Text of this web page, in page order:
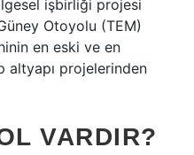
işbirliği projesi
Otoyolu (TEM)
en eski ve en
altyapı projelerinden
VARDIR?